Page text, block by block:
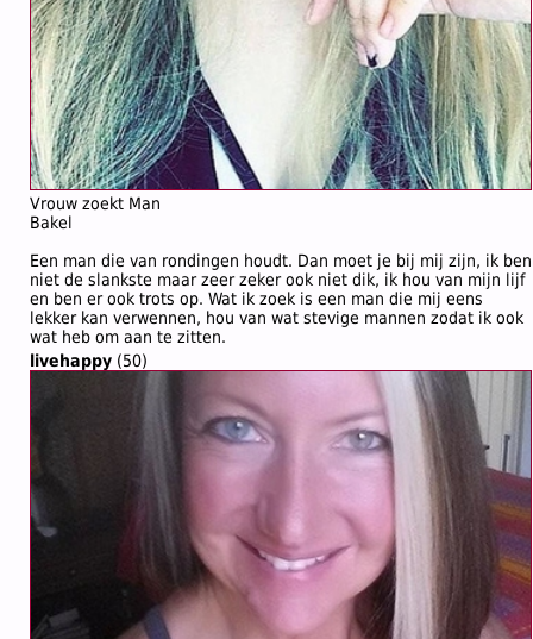
Vrouw zoekt Man
Bakel
Een man die van rondingen houdt. Dan moet je bij mij zijn, ik ben
niet de slankste maar zeer zeker ook niet dik, ik hou van mijn lijf
en ben er ook trots op. Wat ik zoek is een man die mij eens
lekker kan verwennen, hou van wat stevige mannen zodat ik ook
wat heb om aan te zitten.
livehappy (50)